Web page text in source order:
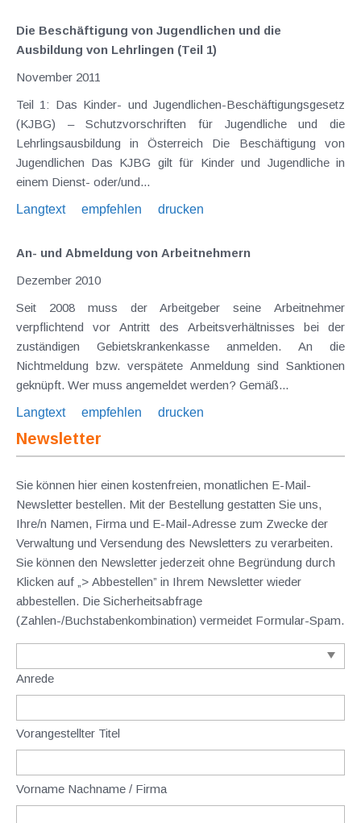
Die Beschäftigung von Jugendlichen und die
Ausbildung von Lehrlingen (Teil 1)
November 2011
Teil 1: Das Kinder- und Jugendlichen-Beschäftigungsgesetz
(KJBG) – Schutzvorschriften für Jugendliche und die
Lehrlingsausbildung in Österreich Die Beschäftigung von
Jugendlichen Das KJBG gilt für Kinder und Jugendliche in
einem Dienst- oder/und...
Langtext
empfehlen drucken
An- und Abmeldung von Arbeitnehmern
Dezember 2010
Seit 2008 muss der Arbeitgeber seine Arbeitnehmer
verpflichtend vor Antritt des Arbeitsverhältnisses bei der
zuständigen Gebietskrankenkasse anmelden. An die
Nichtmeldung bzw. verspätete Anmeldung sind Sanktionen
geknüpft. Wer muss angemeldet werden? Gemäß...
Langtext
empfehlen drucken
Newsletter
Sie können hier einen kostenfreien, monatlichen E-Mail-
Newsletter bestellen. Mit der Bestellung gestatten Sie uns,
Ihre/n Namen, Firma und E-Mail-Adresse zum Zwecke der
Verwaltung und Versendung des Newsletters zu verarbeiten.
Sie können den Newsletter jederzeit ohne Begründung durch
Klicken auf „> Abbestellen” in Ihrem Newsletter wieder
abbestellen. Die Sicherheitsabfrage
(Zahlen-/Buchstabenkombination) vermeidet Formular-Spam.
Anrede
Vorangestellter Titel
Vorname Nachname / Firma